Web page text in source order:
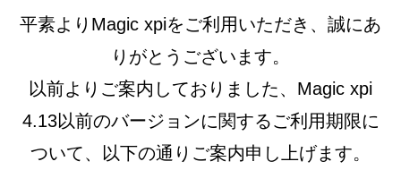
平素よりMagic xpiをご利用いただき、誠にあ
りがとうございます。
以前よりご案内しておりました、Magic xpi
4.13以前のバージョンに関するご利用期限に
ついて、以下の通りご案内申し上げます。